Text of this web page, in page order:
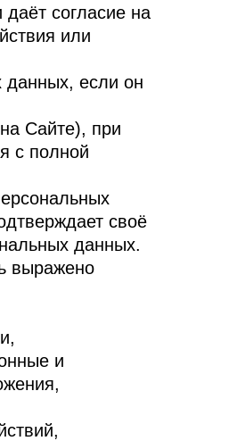
согласие на
или
данных, если он
Сайте), при
с полной
своё
данных.
выражено
и